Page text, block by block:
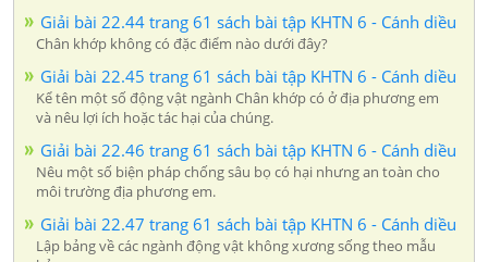
Giải bài 22.44 trang 61 sách bài tập KHTN 6 - Cánh diều
Chân khớp không có đặc điểm nào dưới đây?
Giải bài 22.45 trang 61 sách bài tập KHTN 6 - Cánh diều
Kể tên một số động vật ngành Chân khớp có ở địa phương em
và nêu lợi ích hoặc tác hại của chúng.
Giải bài 22.46 trang 61 sách bài tập KHTN 6 - Cánh diều
Nêu một số biện pháp chống sâu bọ có hại nhưng an toàn cho
môi trường địa phương em.
Giải bài 22.47 trang 61 sách bài tập KHTN 6 - Cánh diều
Lập bảng về các ngành động vật không xương sống theo mẫu